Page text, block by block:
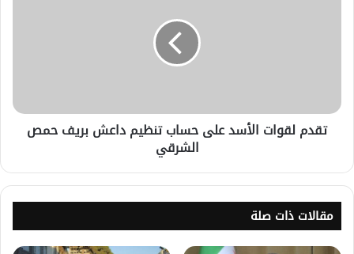
تقدم لقوات الأسد على حساب تنظيم داعش بريف حمص
الشرقي
مقالات ذات صلة